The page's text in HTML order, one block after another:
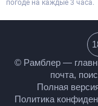
погоде на каждые 3 часа.
© Рамблер —
гороскопы,
Полная версия
Политика